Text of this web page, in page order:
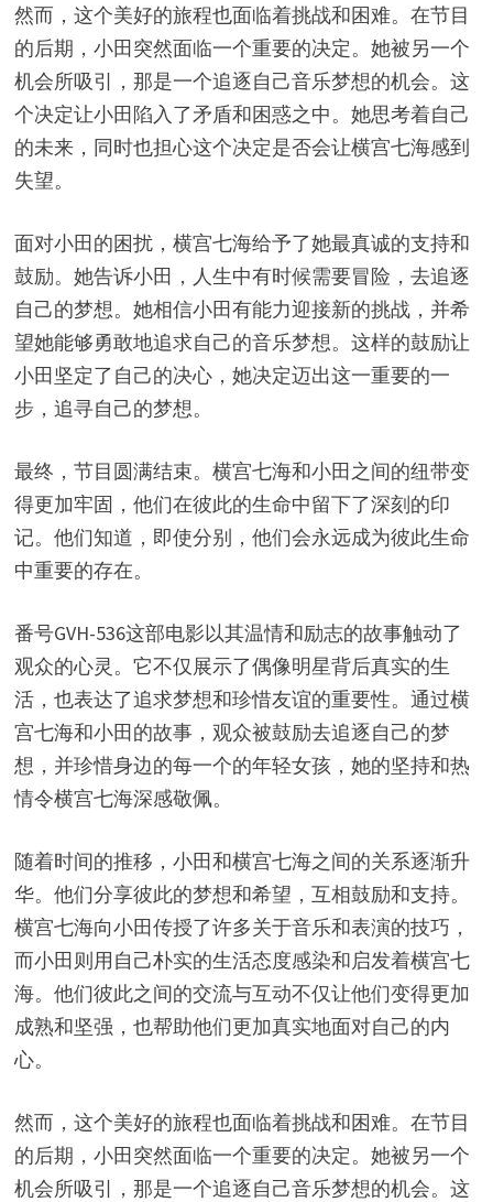
然而，这个美好的旅程也面临着挑战和困难。在节目
的后期，小田突然面临一个重要的决定。她被另一个
机会所吸引，那是一个追逐自己音乐梦想的机会。这
个决定让小田陷入了矛盾和困惑之中。她思考着自己
的未来，同时也担心这个决定是否会让横宫七海感到
失望。
面对小田的困扰，横宫七海给予了她最真诚的支持和
鼓励。她告诉小田，人生中有时候需要冒险，去追逐
自己的梦想。她相信小田有能力迎接新的挑战，并希
望她能够勇敢地追求自己的音乐梦想。这样的鼓励让
小田坚定了自己的决心，她决定迈出这一重要的一
步，追寻自己的梦想。
最终，节目圆满结束。横宫七海和小田之间的纽带变
得更加牢固，他们在彼此的生命中留下了深刻的印
记。他们知道，即使分别，他们会永远成为彼此生命
中重要的存在。
番号GVH-536这部电影以其温情和励志的故事触动了
观众的心灵。它不仅展示了偶像明星背后真实的生
活，也表达了追求梦想和珍惜友谊的重要性。通过横
宫七海和小田的故事，观众被鼓励去追逐自己的梦
想，并珍惜身边的每一个的年轻女孩，她的坚持和热
情令横宫七海深感敬佩。
随着时间的推移，小田和横宫七海之间的关系逐渐升
华。他们分享彼此的梦想和希望，互相鼓励和支持。
横宫七海向小田传授了许多关于音乐和表演的技巧，
而小田则用自己朴实的生活态度感染和启发着横宫七
海。他们彼此之间的交流与互动不仅让他们变得更加
成熟和坚强，也帮助他们更加真实地面对自己的内
心。
然而，这个美好的旅程也面临着挑战和困难。在节目
的后期，小田突然面临一个重要的决定。她被另一个
机会所吸引，那是一个追逐自己音乐梦想的机会。这